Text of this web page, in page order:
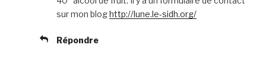
sur mon bloghttp://lune.le-sidh.org/
Répondre